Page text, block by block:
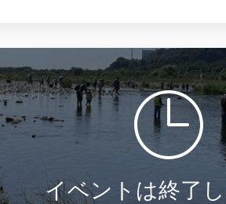
イベントは終了